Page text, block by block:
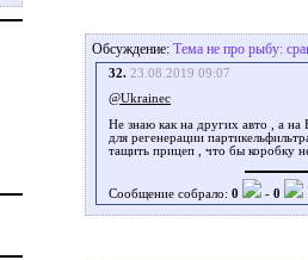
Обсуждение: Тема не про рыбу:
32. 23.08.2019 09:07
@Ukrainec
Не знаю как на других авто , а
для регенерации
тащить прицеп , что бы коробку не
Сообщение собрало: 0 - 0